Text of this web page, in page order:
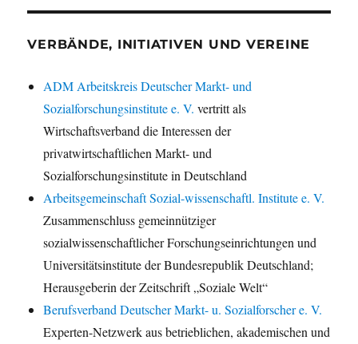
VERBÄNDE, INITIATIVEN UND VEREINE
ADM Arbeitskreis Deutscher Markt- und
Sozialforschungsinstitute e. V. vertritt als
Wirtschaftsverband die Interessen der
privatwirtschaftlichen Markt- und
Sozialforschungsinstitute in Deutschland
Arbeitsgemeinschaft Sozial-wissenschaftl. Institute e. V.
Zusammenschluss gemeinnütziger
sozialwissenschaftlicher Forschungseinrichtungen und
Universitätsinstitute der Bundesrepublik Deutschland;
Herausgeberin der Zeitschrift „Soziale Welt“
Berufsverband Deutscher Markt- u. Sozialforscher e. V.
Experten-Netzwerk aus betrieblichen, akademischen und